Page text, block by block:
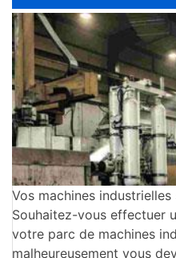
Vos machines
Souhaitez-vous effectuer
votre parc de machines
malheureusement vous